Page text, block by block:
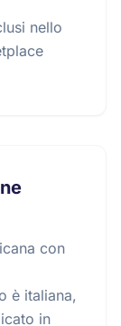
nello
con
è italiana,
in